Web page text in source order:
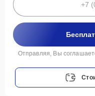
Отправляя, Вы